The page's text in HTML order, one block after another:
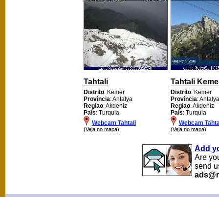
Tahtali
Distrito: Kemer
Província: Antalya
Regiao: Akdeniz
País: Turquia
Webcam Tahtali
(Veja no mapa)
Tahtali
Distrito: Kemer
Província: Antalya
Regiao: Akdeniz
País: Turquia
Webcam
(Veja no mapa)
Add
Are
send